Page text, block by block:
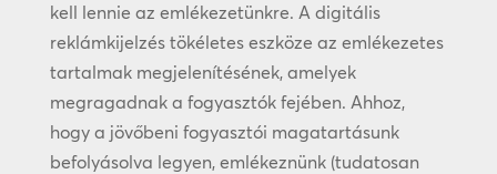
kell lennie az emlékezetünkre. A digitális
reklámkijelzés tökéletes eszköze az emlékezetes
tartalmak megjelenítésének, amelyek
megragadnak a fogyasztók fejében. Ahhoz,
hogy a jövőbeni fogyasztói magatartásunk
befolyásolva legyen, emlékeznünk (tudatosan